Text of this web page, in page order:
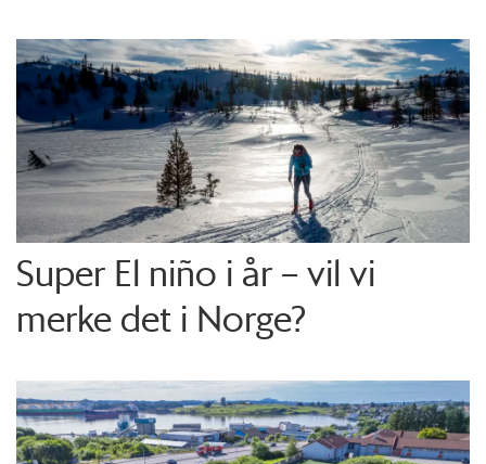
Super El niño i år – vil vi
merke det i Norge?